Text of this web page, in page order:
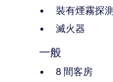
裝有煙霧探
滅火器
一般
8 間客房